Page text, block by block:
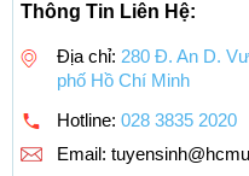
Thông Tin Liên Hệ:
Địa chỉ: 280 Đ. An D.
phố Hồ Chí Minh
Hotline: 028 3835 2020
Email: